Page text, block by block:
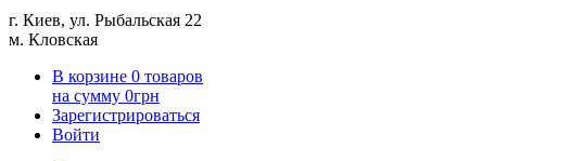
г. Киев, ул. Рыбальская 22
м. Кловская
В корзине 0 товаров
на сумму 0грн
Зарегистрироваться
Войти